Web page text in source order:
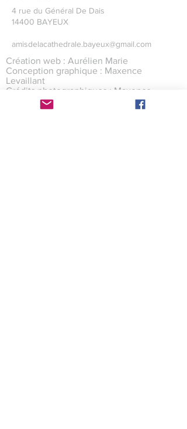
4 rue du Général De Dais
14400 BAYEUX
amisdelacathedrale.bayeux@gmail.com
Création web : Aurélien Marie
Conception graphique : Maxence
Levaillant
Crédits photographiques : Maxence
Levaillant
Site internet hébergé par Wix